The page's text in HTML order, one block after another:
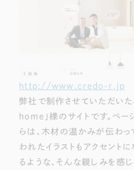
http://www.credo-r.jp
弊社で制作させていただい
home」様のサイトです。ベー
らは、木材の温かみが伝わっ
われたイラストもアクセント
るような、そんな親しみを感